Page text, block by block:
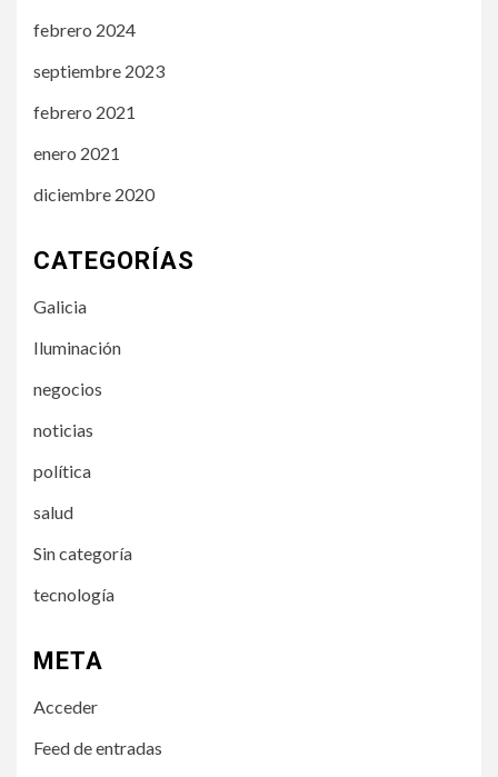
febrero 2024
septiembre 2023
febrero 2021
enero 2021
diciembre 2020
CATEGORÍAS
Galicia
Iluminación
negocios
noticias
política
salud
Sin categoría
tecnología
META
Acceder
Feed de entradas